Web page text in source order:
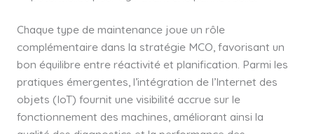
Chaque type de maintenance joue un rôle
complémentaire dans la stratégie MCO, favorisant un
bon équilibre entre réactivité et planification. Parmi les
pratiques émergentes, l’intégration de l’Internet des
objets (IoT) fournit une visibilité accrue sur le
fonctionnement des machines, améliorant ainsi la